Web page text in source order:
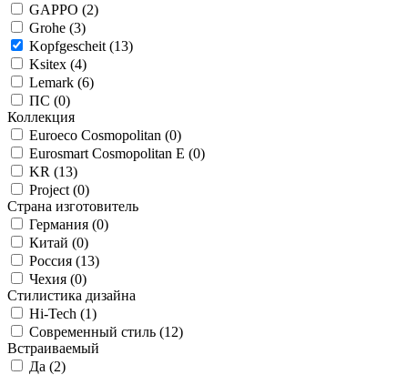
GAPPO (2)
Grohe (3)
Kopfgescheit (13)
Ksitex (4)
Lemark (6)
ПС (0)
Коллекция
Euroeco Cosmopolitan (0)
Eurosmart Cosmopolitan E (0)
KR (13)
Project (0)
Страна изготовитель
Германия (0)
Китай (0)
Россия (13)
Чехия (0)
Стилистика дизайна
Hi-Tech (1)
Современный стиль (12)
Встраиваемый
Да (2)